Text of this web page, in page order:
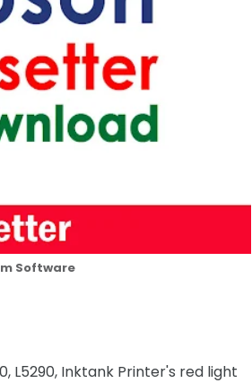
Software
L5290, Inktank Printer's red light